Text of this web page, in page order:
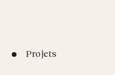
Projets